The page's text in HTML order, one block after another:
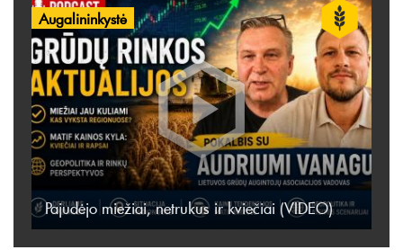
Augalininkystė
Pajudėjo miežiai, netrukus ir kviečiai (VIDEO)